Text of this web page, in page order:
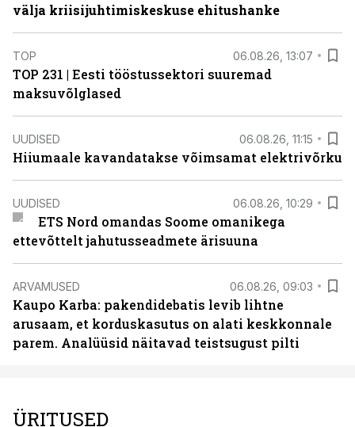
välja kriisijuhtimiskeskuse ehitushanke
TOP 06.08.26, 13:07
TOP 231 | Eesti tööstussektori suuremad
maksuvõlglased
UUDISED 06.08.26, 11:15
Hiiumaale kavandatakse võimsamat elektrivõrku
UUDISED 06.08.26, 10:29
ETS Nord omandas Soome omanikega
ettevõttelt jahutusseadmete ärisuuna
ARVAMUSED 06.08.26, 09:03
Kaupo Karba: pakendidebatis levib lihtne
arusaam, et korduskasutus on alati keskkonnale
parem. Analüüsid näitavad teistsugust pilti
ÜRITUSED